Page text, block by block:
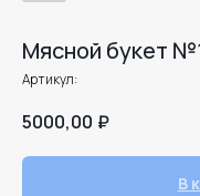
Мясной букет
Артикул:
5000,00 ₽
В